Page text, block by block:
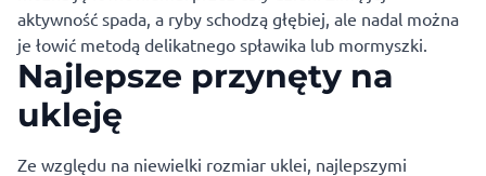
aktywność spada, a ryby schodzą głębiej, ale nadal można
je łowić metodą delikatnego spławika lub mormyszki.
Najlepsze przynęty na
ukleję
Ze względu na niewielki rozmiar uklei, najlepszymi